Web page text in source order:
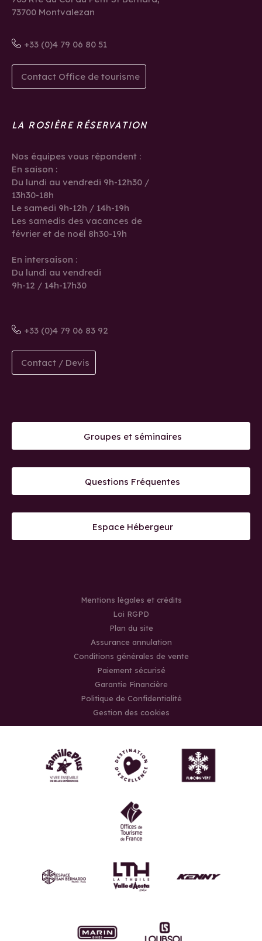
73700 Montvalezan
+33 (0)4 79 06 80 51
Contact Office de tourisme
LA ROSIÈRE RÉSERVATION
Nos équipes vous répondent :
En saison :
Du lundi au vendredi 9h-12h30 /
13h30-18h
Le samedi 9h-12h / 14h-19h
Les samedis des vacances de
février et de noël 8h30-19h
En intersaison :
Du lundi au vendredi
9h-12 / 14h-17h30
+33 (0)4 79 06 83 92
Contact / Devis
Groupes et séminaires
Questions Fréquentes
Espace Hébergeur
Mentions légales et crédits
Loi RGPD
Plan du site
Assurance annulation
Conditions générales de vente
Paiement sécurisé
Garantie Financière
Politique de Confidentialité
Gestion des cookies